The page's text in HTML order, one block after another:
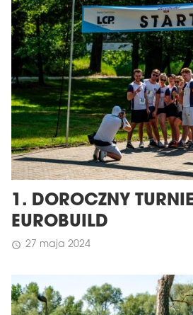
1. DOROCZNY
EUROBUILD
schedule 27 maja 2024